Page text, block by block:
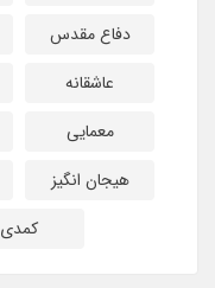
دفاع مقدس
عاشقانه
معمایی
هیجان انگیز
کمدی